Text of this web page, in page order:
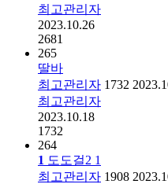
최고관리자
2023.10.26
2681
265
딸바
최고관리자 1732
최고관리자
2023.10.18
1732
264
1 도도걸2 1
최고관리자 1908